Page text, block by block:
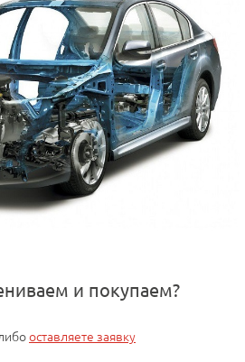
и покупаем?
оставляете заявку